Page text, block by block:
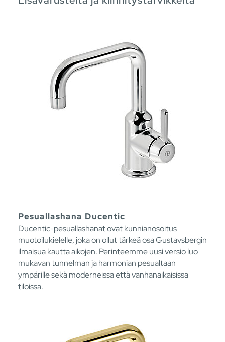
Pesuallashana Ducentic
Ducentic-pesuallashanat ovat kunnianosoitus
muotoilukielelle, joka on ollut tärkeä osa Gustavsbergin
ilmaisua kautta aikojen. Perinteemme uusi versio luo
mukavan tunnelman ja harmonian pesualtaan
ympärille sekä moderneissa että vanhanaikaisissa
tiloissa.